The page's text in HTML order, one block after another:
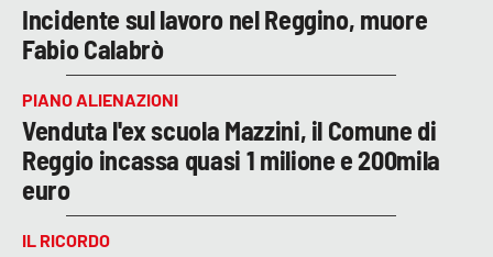
Incidente sul lavoro nel Reggino, muore
Fabio Calabrò
PIANO ALIENAZIONI
Venduta l'ex scuola Mazzini, il Comune di
Reggio incassa quasi 1 milione e 200mila
euro
IL RICORDO